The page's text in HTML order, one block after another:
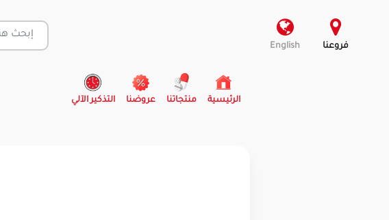
فروعنا English
الرئيسية
(current) منتجاتنا عروضنا التذكير الآلي